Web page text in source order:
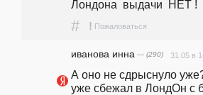
Лондона  выдачи  НЕТ !
# ! Пожаловаться
иванова инна — (290) 31.05 в
А оно не сдрыснуло
уже сбежал в ЛондОн с